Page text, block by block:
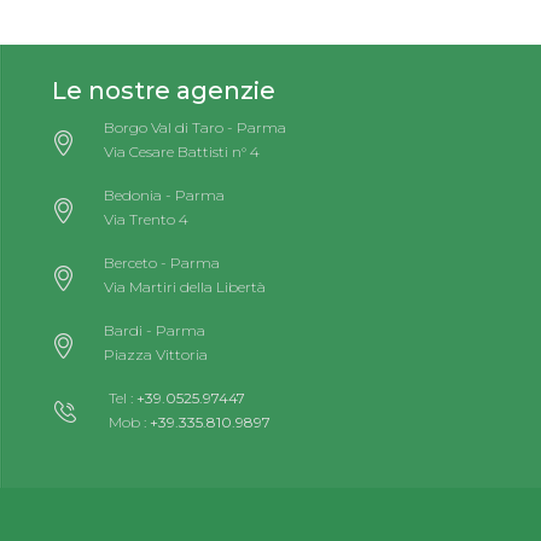
Le nostre agenzie
Borgo Val di Taro - Parma
Via Cesare Battisti n° 4
Bedonia - Parma
Via Trento 4
Berceto - Parma
Via Martiri della Libertà
Bardi - Parma
Piazza Vittoria
Tel : +39.0525.97447
Mob : +39.335.810.9897